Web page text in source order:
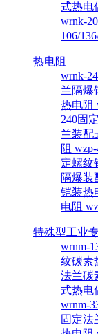
式热电
wrnk-
106/
热电阻
wrnk-
兰隔爆
热电阻
240固
兰装配
阻
定螺纹
隔爆装
铠装热
电阻
特殊型工业
wrnm-
纹碳素
法兰碳
式热电
wrnm-
固定法